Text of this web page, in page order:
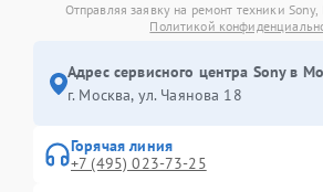
Отправляя заявку на ремонт техники Sony,
Политикой
Адрес сервисного центра Sony в
г. Москва, ул. Чаянова 18
Горячая линия
+7 (495) 023-73-25